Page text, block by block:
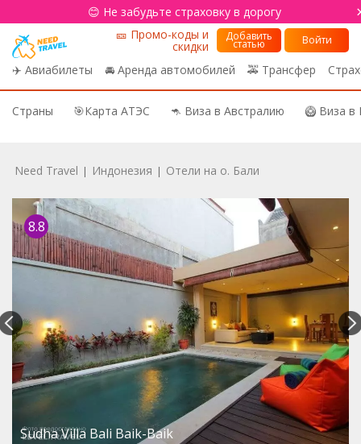
😊 Не забудьте страховку в дорогу
✈️ Авиабилеты 🚘 Аренда автомобилей 🚕 Трансфер
🎫 Промо-коды и
скидки
Добавить
статью Войти
Страны 🎯Карта АТЭС 🦘 Виза в Австралию 🥝 Виза
Need Travel | Индонезия | Отели на о. Бали
8.8
Sudha Villa Bali Baik-Baik